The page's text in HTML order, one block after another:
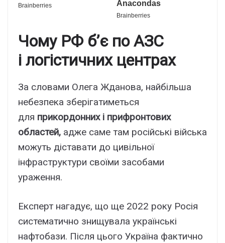
Чому РФ б’є по АЗС
і логістичних центрах
За словами Олега Жданова, найбільша
небезпека зберігатиметься
для прикордонних і прифронтових
областей, адже саме там російські війська
можуть діставати до цивільної
інфраструктури своїми засобами
ураження.
Експерт нагадує, що ще 2022 року Росія
систематично знищувала українські
нафтобази. Після цього Україна фактично